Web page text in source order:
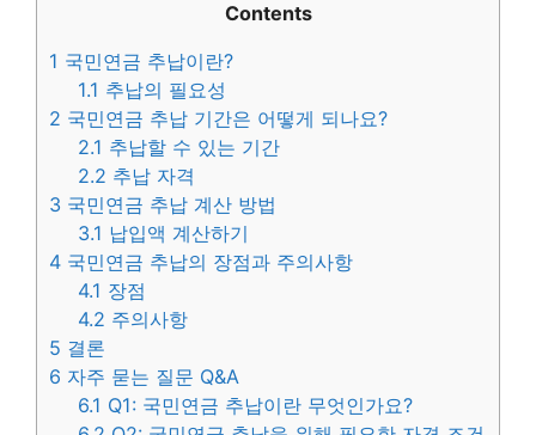
Contents
1 국민연금 추납이란?
1.1 추납의 필요성
2 국민연금 추납 기간은 어떻게 되나요?
2.1 추납할 수 있는 기간
2.2 추납 자격
3 국민연금 추납 계산 방법
3.1 납입액 계산하기
4 국민연금 추납의 장점과 주의사항
4.1 장점
4.2 주의사항
5 결론
6 자주 묻는 질문 Q&A
6.1 Q1: 국민연금 추납이란 무엇인가요?